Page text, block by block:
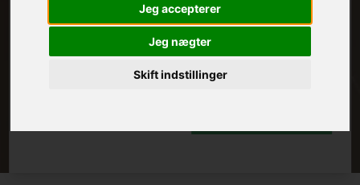
Jeg accepterer
Jeg nægter
Skift indstillinger
FRAFLYTNINGSPAKKE: